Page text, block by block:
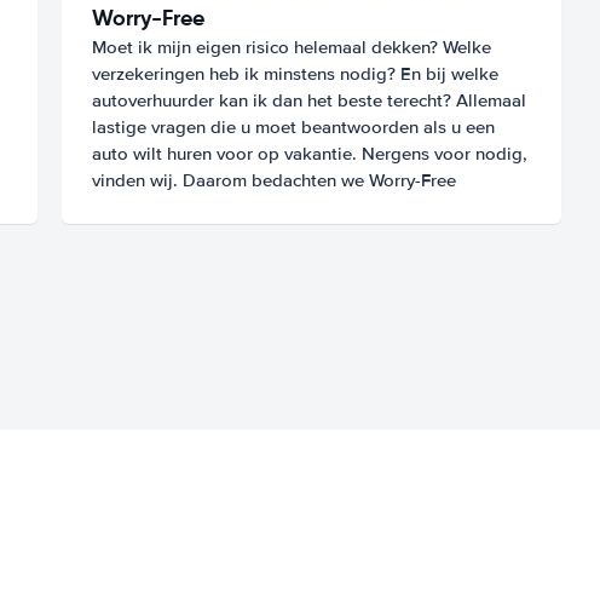
Worry-Free
Moet ik mijn eigen risico helemaal dekken? Welke
verzekeringen heb ik minstens nodig? En bij welke
autoverhuurder kan ik dan het beste terecht? Allemaal
lastige vragen die u moet beantwoorden als u een
auto wilt huren voor op vakantie. Nergens voor nodig,
vinden wij. Daarom bedachten we Worry-Free